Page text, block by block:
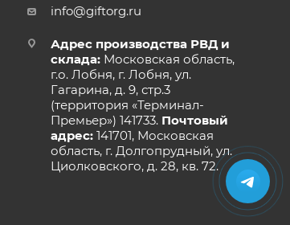
info@giftorg.ru
Адрес производства РВД и
склада:Московская область,
г.о. Лобня, г. Лобня, ул.
Гагарина, д. 9, стр.3
(территория «Терминал-
Премьер») 141733. Почтовый
адрес:141701, Московская
область, г. Долгопрудный, ул.
Циолковского, д. 28, кв. 72.